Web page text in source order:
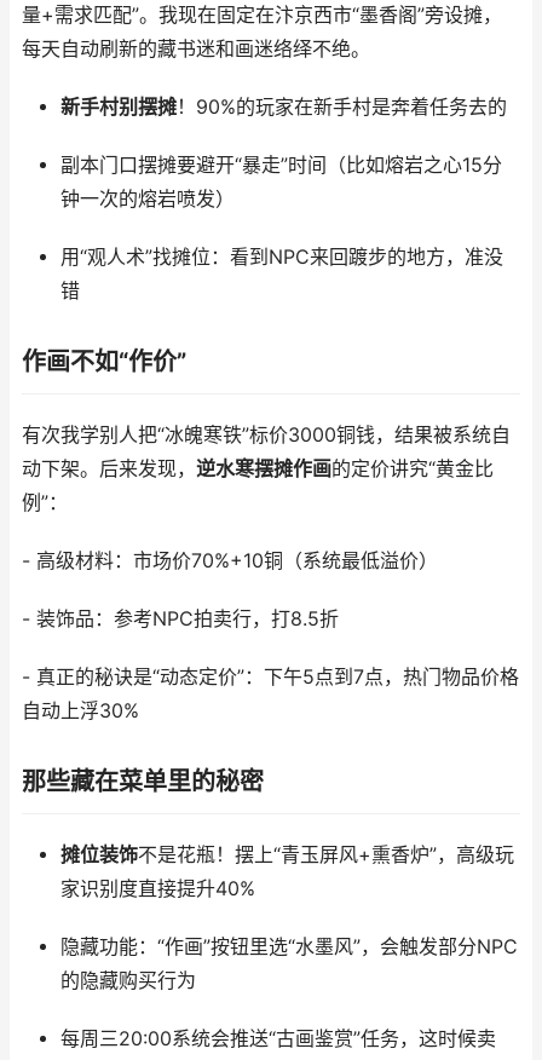
量+需求匹配”。我现在固定在汴京西市“墨香阁”旁设摊，
每天自动刷新的藏书迷和画迷络绎不绝。
新手村别摆摊！90%的玩家在新手村是奔着任务去的
副本门口摆摊要避开“暴走”时间（比如熔岩之心15分
钟一次的熔岩喷发）
用“观人术”找摊位：看到NPC来回踱步的地方，准没
错
作画不如“作价”
有次我学别人把“冰魄寒铁”标价3000铜钱，结果被系统自
动下架。后来发现， 逆水寒摆摊作画的定价讲究“黄金比
例”：
- 高级材料：市场价70%+10铜（系统最低溢价）
- 装饰品：参考NPC拍卖行，打8.5折
- 真正的秘诀是“动态定价”：下午5点到7点，热门物品价格
自动上浮30%
那些藏在菜单里的秘密
摊位装饰不是花瓶！摆上“青玉屏风+熏香炉”，高级玩
家识别度直接提升40%
隐藏功能：“作画”按钮里选“水墨风”，会触发部分NPC
的隐藏购买行为
每周三20:00系统会推送“古画鉴赏”任务，这时候卖